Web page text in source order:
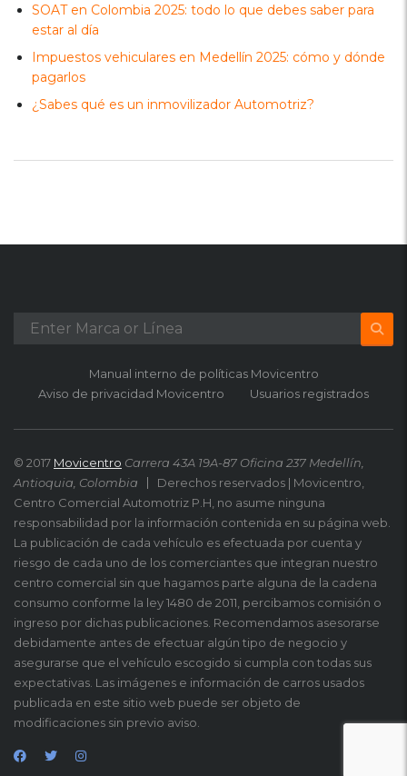
SOAT en Colombia 2025: todo lo que debes saber para
estar al día
Impuestos vehiculares en Medellín 2025: cómo y dónde
pagarlos
¿Sabes qué es un inmovilizador Automotriz?
Manual interno de políticas Movicentro
Aviso de privacidad Movicentro
Usuarios registrados
© 2017 Movicentro Carrera 43A 19A-87 Oficina 237 Medellín,
Antioquia, Colombia
Derechos reservados | Movicentro,
Centro Comercial Automotriz P.H, no asume ninguna
responsabilidad por la información contenida en su página web.
La publicación de cada vehículo es efectuada por cuenta y
riesgo de cada uno de los comerciantes que integran nuestro
centro comercial sin que hagamos parte alguna de la cadena
consumo conforme la ley 1480 de 2011, percibamos comisión o
ingreso por dichas publicaciones. Recomendamos asesorarse
debidamente antes de efectuar algún tipo de negocio y
asegurarse que el vehículo escogido si cumpla con todas sus
expectativas. Las imágenes e información de carros usados
publicada en este sitio web puede ser objeto de
modificaciones sin previo aviso.